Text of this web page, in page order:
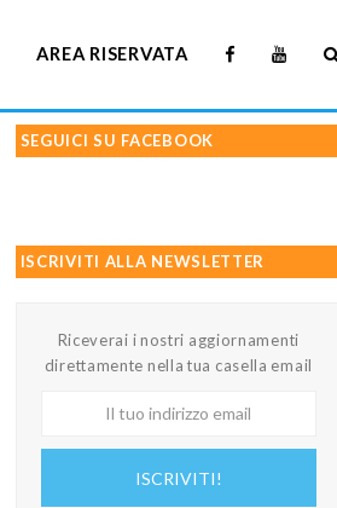
AREA RISERVATA
SEGUICI SU FACEBOOK
ISCRIVITI ALLA NEWSLETTER
Riceverai i nostri aggiornamenti
direttamente nella tua casella email
ISCRIVITI!